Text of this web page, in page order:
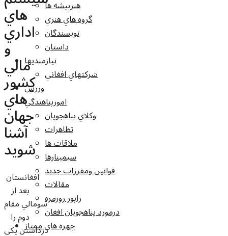
هنرپيشه ها
گروه هاي هنري
نويسندگان
داستان
نيازمنديها
شرکتهاي افغاني
ورزش
امورپناهندگي
وکلاي پناهجويان
تظاهرات
ملاقات ها
سيمينارها
قوانين ومقررات جديد
مقالات
راپور روزمره
درمورد پناهجويان افغان
چهره های ممتاز
هاي
اداري
و
مالي
کشور
هاي
جهان
آشنا
شويد
بعد از
سومالي مقام
دوم را
درداشتن يکي